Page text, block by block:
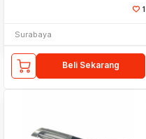
1
Surabaya
Beli Sekarang